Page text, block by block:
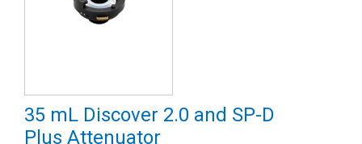
35 mL Discover 2.0 and SP-D
Plus Attenuator